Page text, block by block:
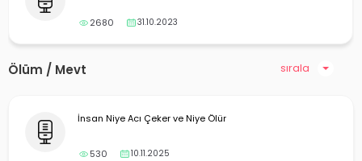
Dersler
Dersler
2680 31.10.2023
Ölüm / Mevt sırala
İnsan Niye Acı Çeker ve Niye Ölür
530 10.11.2025